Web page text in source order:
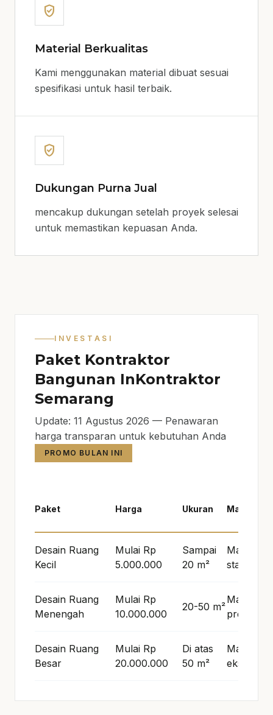
verified_user
Material Berkualitas
Kami menggunakan material dibuat sesuai
spesifikasi untuk hasil terbaik.
verified_user
Dukungan Purna Jual
mencakup dukungan setelah proyek selesai
untuk memastikan kepuasan Anda.
INVESTASI
Paket Kontraktor
Bangunan InKontraktor
Semarang
Update: 11 Agustus 2026 — Penawaran
harga transparan untuk kebutuhan Anda
PROMO BULAN INI
Paket Harga Ukuran Material
Desain Ruang
Kecil
Mulai Rp
5.000.000
Sampai
20 m²
Material
standar
Desain Ruang
Menengah
Mulai Rp
10.000.000
20-50 m²
Material
premium
Desain Ruang
Besar
Mulai Rp
20.000.000
Di atas
50 m²
Material
eksklusif